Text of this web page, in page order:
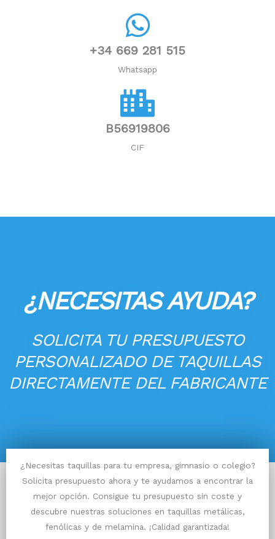
+34 669 281 515
Whatsapp
B56919806
CIF
¿NECESITAS AYUDA?
SOLICITA TU PRESUPUESTO
PERSONALIZADO DE TAQUILLAS
DIRECTAMENTE DEL FABRICANTE
¿Necesitas taquillas para tu empresa, gimnasio o colegio?
Solicita presupuesto ahora y te ayudamos a encontrar la
mejor opción. Consigue tu presupuesto sin coste y
descubre nuestras soluciones en taquillas metálicas,
fenólicas y de melamina. ¡Calidad garantizada!